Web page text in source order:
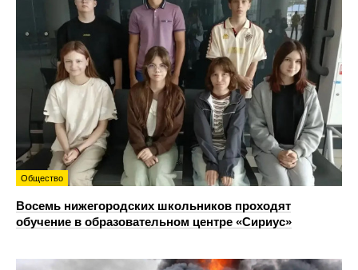
Общество
Восемь нижегородских школьников проходят
обучение в образовательном центре «Сириус»